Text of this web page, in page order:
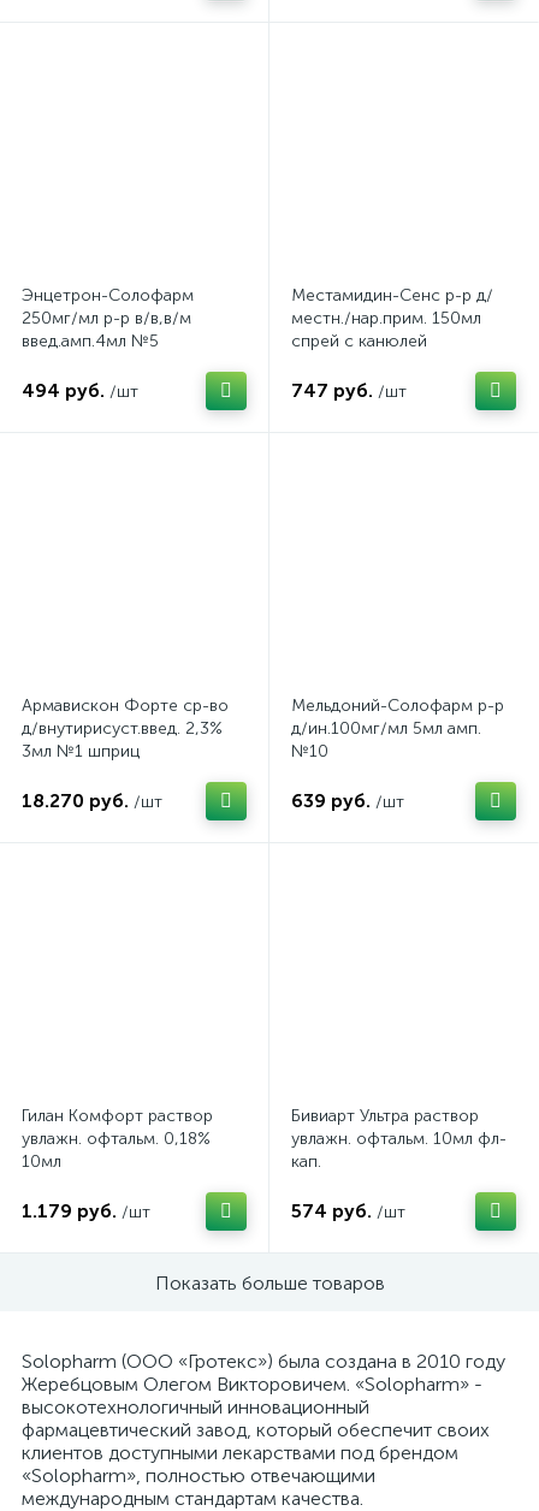
Энцетрон-Солофарм
250мг/мл р-р в/в,в/м
введ.амп.4мл №5
494 руб. /шт
Местамидин-Сенс р-р д/
местн./нар.прим. 150мл
спрей с канюлей
747 руб. /шт
Армавискон Форте ср-во
д/внутирисуст.введ. 2,3%
3мл №1 шприц
18.270 руб. /шт
Мельдоний-Солофарм р-р
д/ин.100мг/мл 5мл амп.
№10
639 руб. /шт
Гилан Комфорт раствор
увлажн. офтальм. 0,18%
10мл
1.179 руб. /шт
Бивиарт Ультра раствор
увлажн. офтальм. 10мл фл-
кап.
574 руб. /шт
Показать больше товаров
Solopharm (ООО «Гротекс») была создана в 2010 году
Жеребцовым Олегом Викторовичем. «Solopharm» -
высокотехнологичный инновационный
фармацевтический завод, который обеспечит своих
клиентов доступными лекарствами под брендом
«Solopharm», полностью отвечающими
международным стандартам качества.